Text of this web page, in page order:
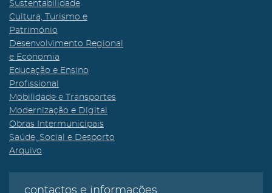
Sustentabilidade
Cultura, Turismo e
Património
Desenvolvimento Regional
e Economia
Educação e Ensino
Profissional
Mobilidade e Transportes
Modernização e Digital
Obras Intermunicipais
Saúde, Social e Desporto
Arquivo
contactos e informações